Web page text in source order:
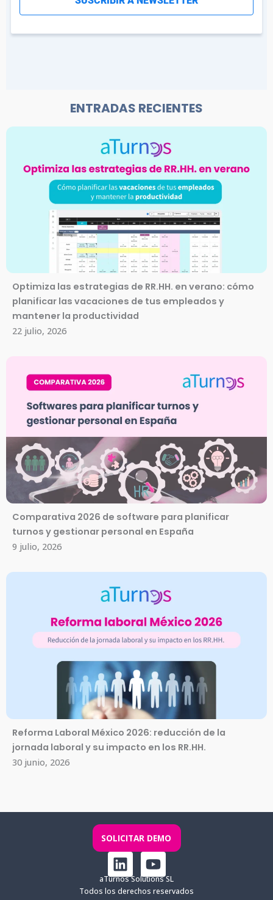
ENTRADAS RECIENTES
Optimiza las estrategias de RR.HH. en verano: cómo
planificar las vacaciones de tus empleados y
mantener la productividad
22 julio, 2026
Comparativa 2026 de software para planificar
turnos y gestionar personal en España
9 julio, 2026
Reforma Laboral México 2026: reducción de la
jornada laboral y su impacto en los RR.HH.
30 junio, 2026
SOLICITAR DEMO
L
i
n
Y
o
u
aTurnos Solutions SL
Todos los derechos reservados